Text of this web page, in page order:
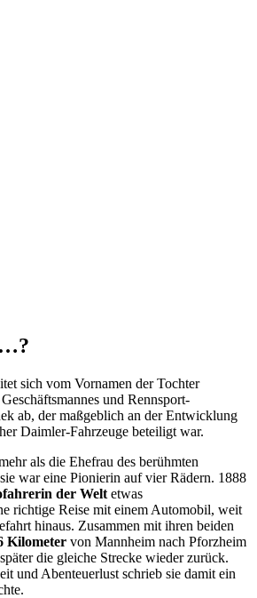
sich vom Vornamen der Tochter
und Rennsport-
ab, der maßgeblich an der Entwicklung
Daimler-Fahrzeuge beteiligt war.
als die Ehefrau des berühmten
war eine Pionierin auf vier Rädern. 1888
der Welt etwas
richtige Reise mit einem Automobil, weit
hinaus. Zusammen mit ihren beiden
Kilometer von Mannheim nach Pforzheim
die gleiche Strecke wieder zurück.
und Abenteuerlust schrieb sie damit ein